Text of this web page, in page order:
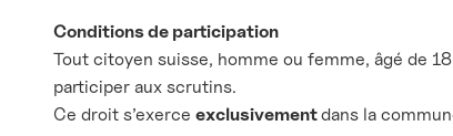
Conditions de participation
Tout citoyen suisse, homme ou femme, âgé de
participer aux scrutins.
Ce droit s’exerce exclusivementdans la